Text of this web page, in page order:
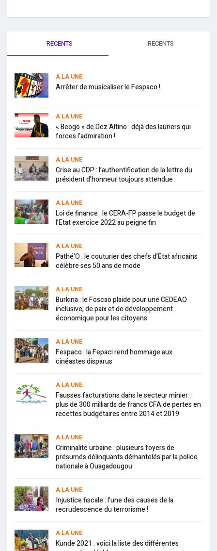
RECENTS RECENTS
A LA UNE
Arrêter de musicaliser le Fespaco !
A LA UNE
« Beogo » de Dez Altino : déjà des lauriers qui
forces l’admiration !
A LA UNE
Crise au CDP : l’authentification de la lettre du
président d’honneur toujours attendue
A LA UNE
Loi de finance : le CERA-FP passe le budget de
l’Etat exercice 2022 au peigne fin
A LA UNE
Pathé’O : le couturier des chefs d’Etat africains
célèbre ses 50 ans de mode
A LA UNE
Burkina : le Foscao plaide pour une CEDEAO
inclusive, de paix et de développement
économique pour les citoyens
A LA UNE
Fespaco : la Fepaci rend hommage aux
cinéastes disparus
A LA UNE
Fausses facturations dans le secteur minier :
plus de 300 milliards de francs CFA de pertes en
recettes budgétaires entre 2014 et 2019
A LA UNE
Criminalité urbaine : plusieurs foyers de
présumés délinquants démantelés par la police
nationale à Ouagadougou
A LA UNE
Injustice fiscale : l’une des causes de la
recrudescence du terrorisme !
A LA UNE
Kunde 2021 : voici la liste des différentes